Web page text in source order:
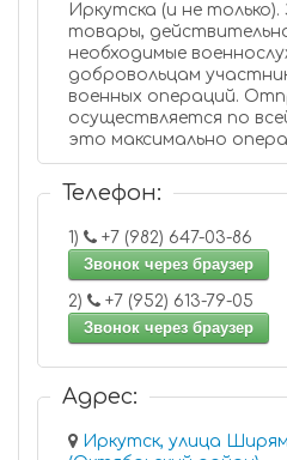
Иркутска (и не
товары,
необходимые
добровольцам участникам специальных
военных операций.
осуществляется по всей
это максимально
Телефон:
1)
+7 (982) 647-03-86
Звонок через браузер
2)
+7 (952) 613-79-05
Звонок через браузер
Адрес:
Иркутск, улица